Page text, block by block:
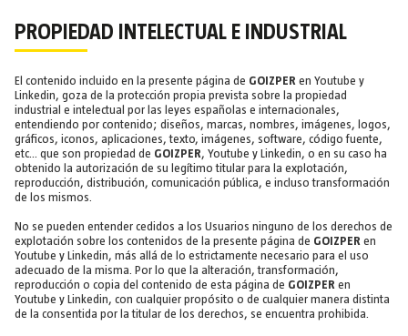
PROPIEDAD INTELECTUAL E INDUSTRIAL
El contenido incluido en la presente página de GOIZPER en Youtube y
Linkedin, goza de la protección propia prevista sobre la propiedad
industrial e intelectual por las leyes españolas e internacionales,
entendiendo por contenido; diseños, marcas, nombres, imágenes, logos,
gráficos, iconos, aplicaciones, texto, imágenes, software, código fuente,
etc... que son propiedad de GOIZPER, Youtube y Linkedin, o en su caso ha
obtenido la autorización de su legítimo titular para la explotación,
reproducción, distribución, comunicación pública, e incluso transformación
de los mismos.
No se pueden entender cedidos a los Usuarios ninguno de los derechos de
explotación sobre los contenidos de la presente página de GOIZPER en
Youtube y Linkedin, más allá de lo estrictamente necesario para el uso
adecuado de la misma. Por lo que la alteración, transformación,
reproducción o copia del contenido de esta página de GOIZPER en
Youtube y Linkedin, con cualquier propósito o de cualquier manera distinta
de la consentida por la titular de los derechos, se encuentra prohibida.